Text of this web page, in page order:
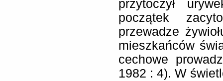
przytoczył
początek
przewadze
mieszkańców
cechowe
1982 : 4). W